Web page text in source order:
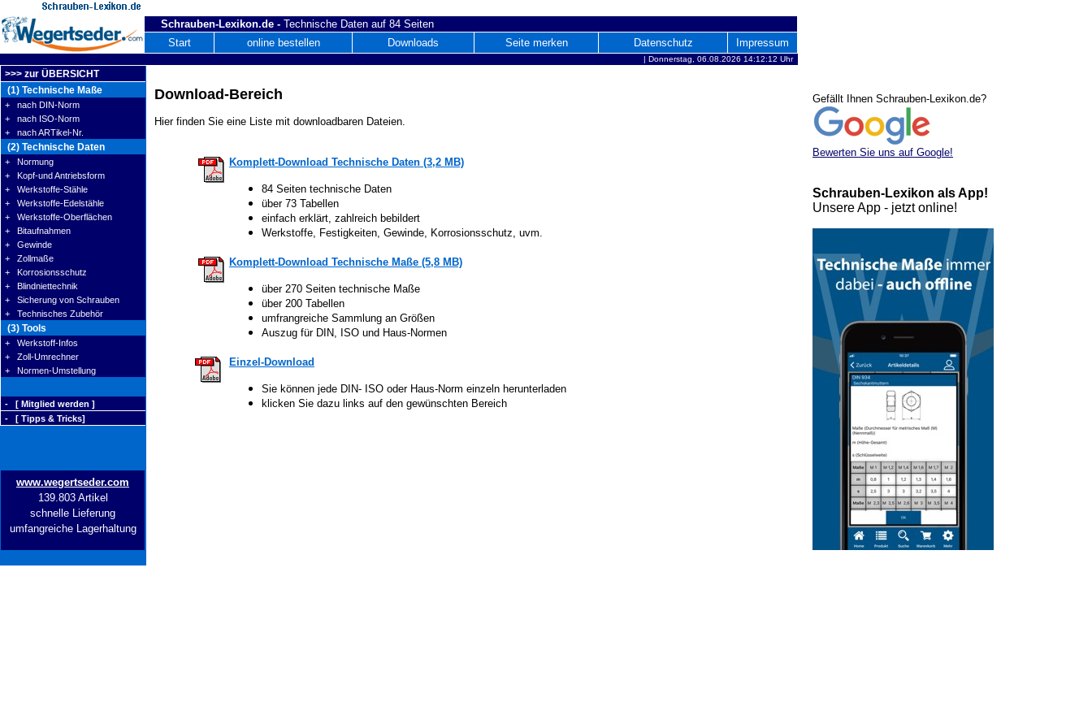
Schrauben-Lexikon.de - Technische Daten auf 84 Seiten
Start
online bestellen Downloads Seite merken Datenschutz Impressum
| Donnerstag, 06.08.2026 14:12:12 Uhr
>>> zur ÜBERSICHT
(1) Technische Maße
+ nach DIN-Norm
+ nach ISO-Norm
+ nach ARTikel-Nr.
(2) Technische Daten
+ Normung
+ Kopf-und Antriebsform
+ Werkstoffe-Stähle
+ Werkstoffe-Edelstähle
+ Werkstoffe-Oberflächen
+ Bitaufnahmen
+ Gewinde
+ Zollmaße
+ Korrosionsschutz
+ Blindniettechnik
+ Sicherung von Schrauben
+ Technisches Zubehör
(3) Tools
+ Werkstoff-Infos
+ Zoll-Umrechner
+ Normen-Umstellung
- [ Mitglied werden ]
- [ Tipps & Tricks]
www.wegertseder.com
139.803 Artikel
schnelle Lieferung
umfangreiche Lagerhaltung
Download-Bereich
Hier finden Sie eine Liste mit downloadbaren Dateien.
Komplett-Download Technische Daten (3,2 MB)
84 Seiten technische Daten
über 73 Tabellen
einfach erklärt, zahlreich bebildert
Werkstoffe, Festigkeiten, Gewinde, Korrosionsschutz, uvm.
Komplett-Download Technische Maße (5,8 MB)
über 270 Seiten technische Maße
über 200 Tabellen
umfrangreiche Sammlung an Größen
Auszug für DIN, ISO und Haus-Normen
Einzel-Download
Sie können jede DIN- ISO oder Haus-Norm einzeln herunterladen
klicken Sie dazu links auf den gewünschten Bereich
Gefällt Ihnen Schrauben-Lexikon.de?
Bewerten Sie uns auf Google!
Schrauben-Lexikon als App!
Unsere App - jetzt online!